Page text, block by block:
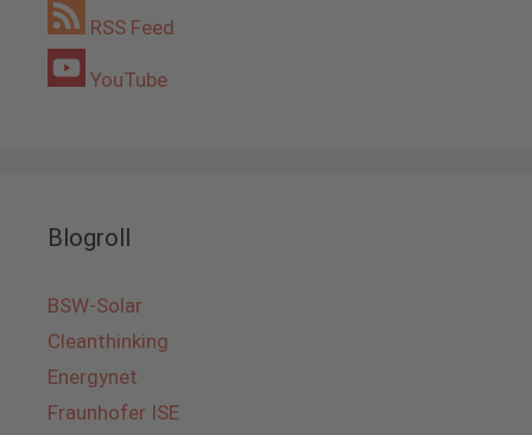
RSS Feed
YouTube
Blogroll
BSW-Solar
Cleanthinking
Energynet
Fraunhofer ISE